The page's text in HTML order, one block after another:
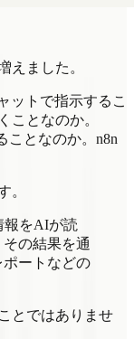
えました。
ットで指示するこ
ことなのか。
ことなのか。n8n
。
報をAIが読
の結果を通
ートなどの
とではありませ